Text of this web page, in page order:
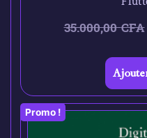
35.000,00CFA
Promo !